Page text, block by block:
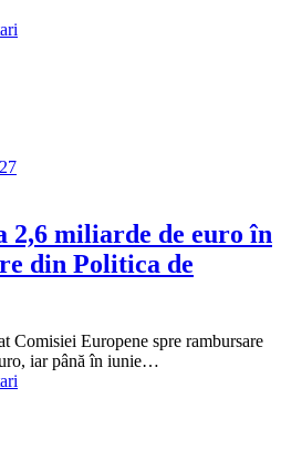
2,6 miliarde de euro în
din Politica de
Comisiei Europene spre rambursare
iar până în iunie…